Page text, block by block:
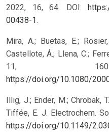
2022, 16, 64. DOI:
00438-1.
Mira, A.; Buetas, E.;
Castellote, Á.; Llena, C.;
11,
https://doi.org/10.1080/
Illig, J.; Ender, M.; Chrobak,
Tiffée, E. J. Electrochem.
https://doi.org/10.1149/